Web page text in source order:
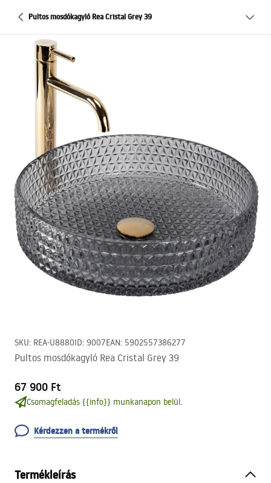
Pultos mosdókagyló Rea Cristal Grey 39
SKU: REA-U8880ID: 9007EAN: 5902557386277
Pultos mosdókagyló Rea Cristal Grey 39
67 900 Ft
Csomagfeladás {{info}} munkanapon belül.
Kérdezzen a termékről
Termékleírás